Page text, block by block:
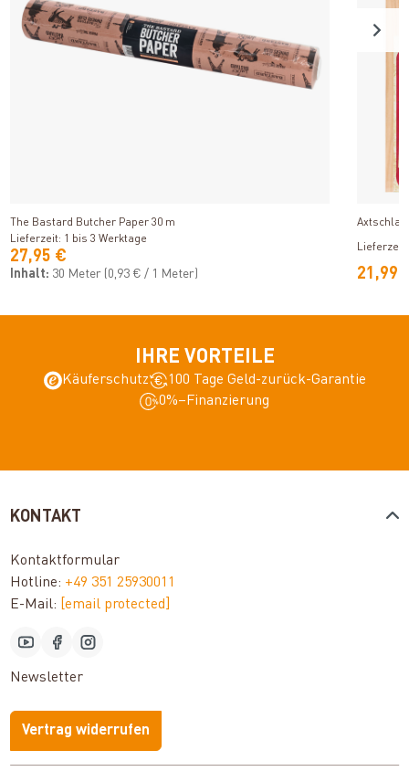
The Bastard Butcher Paper 30 m
Lieferzeit: 1 bis 3 Werktage
27,95 €
Inhalt: 30 Meter (0,93 € / 1 Meter)
Axtschlag
21,99
IHRE VORTEILE
Käuferschutz
100 Tage Geld-zurück-Garantie
0%–Finanzierung
KONTAKT
Kontaktformular
Hotline: +49 351 25930011
E-Mail:
[email protected]
Newsletter
Vertrag widerrufen